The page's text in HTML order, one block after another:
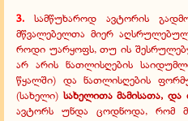
3.
სამწუხაროდ ავტორის
მწვალებელთა მიერ
როდი უარყოფს, თუ ის
არ არის ნათლისღების
წყალში) და ნათლისღების
(სახელი) სახელითა მამისათა,
ავტორს უნდა ცოდნოდა, რომ